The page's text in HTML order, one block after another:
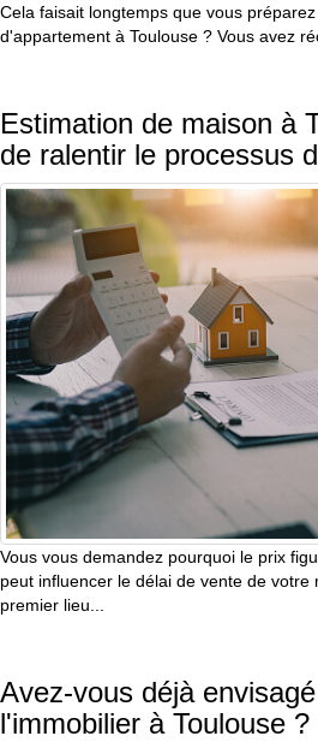
Cela faisait longtemps que vous
d'appartement à Toulouse ? Vous avez
Estimation de maison à
de ralentir le processus
Vous vous demandez pourquoi le prix
peut influencer le délai de vente de votre
premier lieu...
Avez-vous déjà
l'immobilier à Toulouse ?